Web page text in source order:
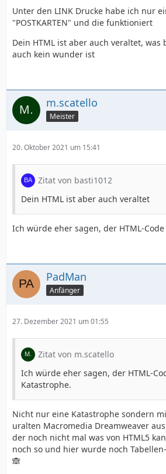
Unter den LINK Drucke habe ich nur
"POSTKARTEN" und die funktioniert
Dein HTML ist aber auch veraltet, was
auch kein wunder ist
m.scatello
Meister
20. Oktober 2021 um 15:41
Zitat von basti1012
Dein HTML ist aber auch veraltet
Ich würde eher sagen, der HTML-
PadMan
Anfänger
27. Dezember 2021 um 01:55
Zitat von m.scatello
Ich würde eher sagen, der HTML-
Katastrophe.
Nicht nur eine Katastrophe sondern
uralten Macromedia Dreamweaver
der noch nicht mal was von HTML5
noch so und hier wurde noch
🙈